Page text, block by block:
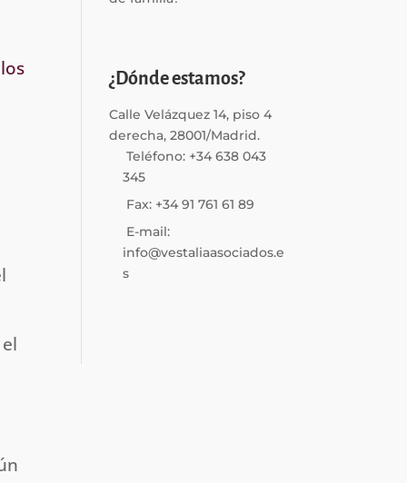
¿Dónde estamos?
Calle Velázquez 14, piso 4
derecha, 28001/Madrid.
Teléfono: +34 638 043
345
Fax: +34 91 761 61 89
E-mail:
info@vestaliaasociados.e
s